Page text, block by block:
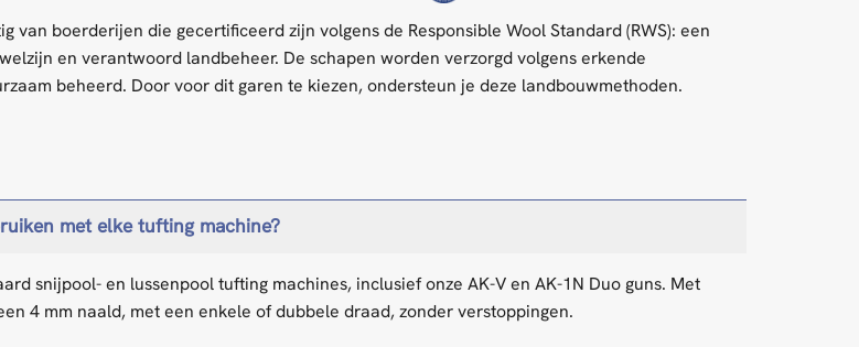
van boerderijen die gecertificeerd zijn volgens de Responsible Wool Standard (RWS): een
en verantwoord landbeheer. De schapen worden verzorgd volgens erkende
beheerd. Door voor dit garen te kiezen, ondersteun je deze landbouwmethoden.
met elke tufting machine?
snijpool- en lussenpool tufting machines, inclusief onze AK-V en AK-1N Duo guns. Met
4 mm naald, met een enkele of dubbele draad, zonder verstoppingen.